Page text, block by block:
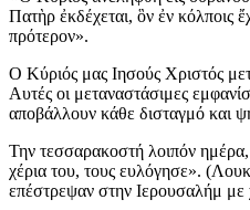
Πατὴρ ἐκδέχεται, ὃν ἐν κόλποις
πρότερον».
Ο Κύριός μας Ιησούς Χριστός
Αυτές οι μεταναστάσιμες
αποβάλλουν κάθε δισταγμό και
Την τεσσαρακοστή λοιπόν
χέρια του, τους ευλόγησε».
επέστρεψαν στην Ιερουσαλήμ